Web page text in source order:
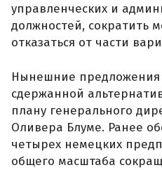
управленческих и
должностей, сократить
отказаться от части
Нынешние предложения
сдержанной
плану генерального
Оливера Блуме. Ранее
четырех немецких
общего масштаба